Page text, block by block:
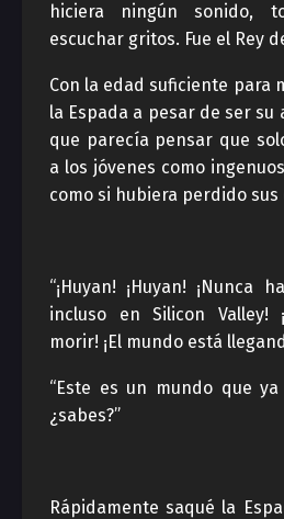
hiciera ningún sonido,
escuchar gritos. Fue el Rey
Con la edad suficiente para
la Espada a pesar de ser su
que parecía pensar que
a los jóvenes como
como si hubiera perdido sus
“¡Huyan! ¡Huyan! ¡Nunca
incluso en Silicon Valley!
morir! ¡El mundo está
“Este es un mundo que
¿sabes?”
Rápidamente saqué la